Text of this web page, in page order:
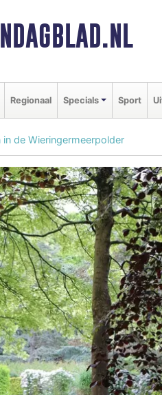
Regionaal Specials Sport
de Wieringermeerpolder